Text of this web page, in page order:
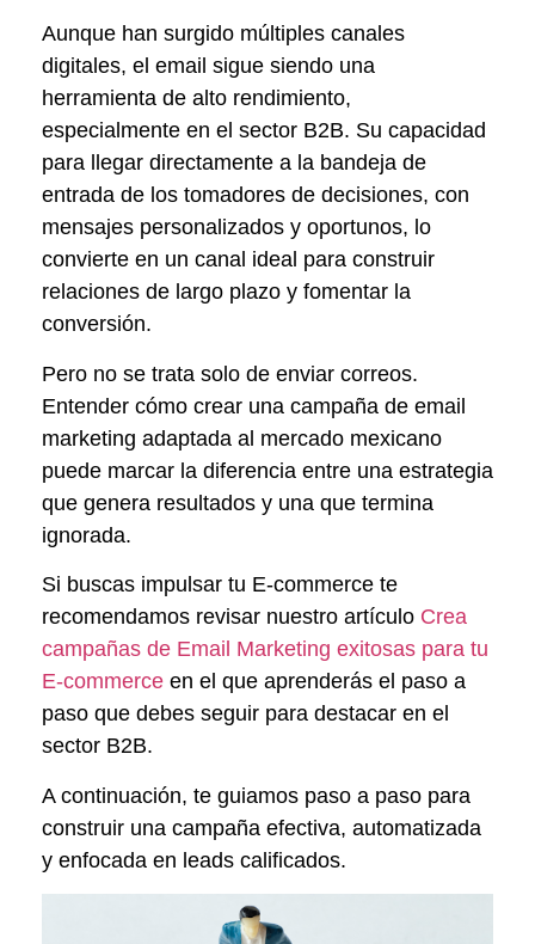
Aunque han surgido múltiples canales
digitales, el email sigue siendo una
herramienta de alto rendimiento,
especialmente en el sector B2B. Su capacidad
para llegar directamente a la bandeja de
entrada de los tomadores de decisiones, con
mensajes personalizados y oportunos, lo
convierte en un canal ideal para construir
relaciones de largo plazo y fomentar la
conversión.
Pero no se trata solo de enviar correos.
Entender cómo crear una campaña de email
marketing adaptada al mercado mexicano
puede marcar la diferencia entre una estrategia
que genera resultados y una que termina
ignorada.
Si buscas impulsar tu E-commerce te
recomendamos revisar nuestro artículo Crea
campañas de Email Marketing exitosas para tu
E-commerce en el que aprenderás el paso a
paso que debes seguir para destacar en el
sector B2B.
A continuación, te guiamos paso a paso para
construir una campaña efectiva, automatizada
y enfocada en leads calificados.